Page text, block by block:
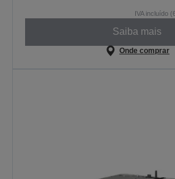
IVA incluído
Saiba mais
Onde comprar